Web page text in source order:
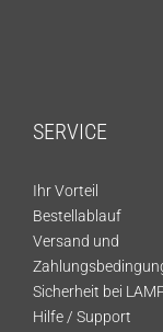
SERVICE
Ihr Vorteil
Bestellablauf
Versand und
Sicherheit bei
Hilfe / Support